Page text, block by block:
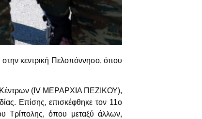
κεντρική Πελοπόννησο, όπου
(Ι V ΜΕΡΑΡΧΙΑ ΠΕΖΙΚΟΥ),
Επίσης, επισκέφθηκε τον 11ο
Τρίπολης, όπου μεταξύ άλλων,